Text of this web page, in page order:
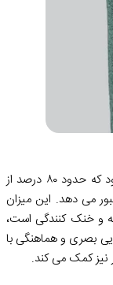
به توری هایی گفته می شود که حدود ۸۰ درصد از
تنها ۲۰ درصد اجازه عبور می دهد. این میزان
و خنک کنندگی است،
بصری و هماهنگی با
نیز کمک می کند.